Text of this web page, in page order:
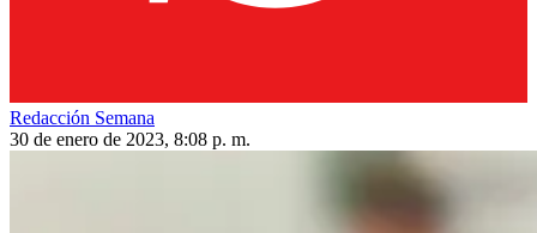
Redacción Semana
30 de enero de 2023, 8:08 p. m.